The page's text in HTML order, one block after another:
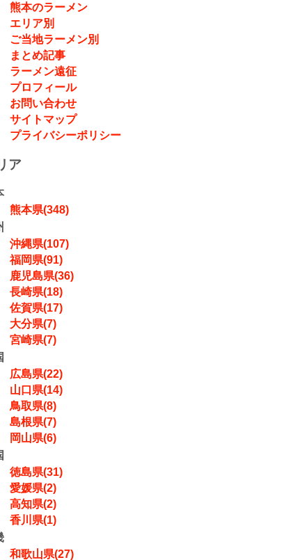
熊本のラーメン
エリア別
ご当地ラーメン別
まとめ記事
ラーメン遠征
プロフィール
お問い合わせ
サイトマップ
プライバシーポリシー
ア
熊本県(348)
沖縄県(107)
福岡県(91)
鹿児島県(36)
長崎県(18)
佐賀県(17)
大分県(7)
宮崎県(7)
広島県(22)
山口県(14)
鳥取県(8)
島根県(7)
岡山県(6)
徳島県(31)
愛媛県(2)
高知県(2)
香川県(1)
和歌山県(27)